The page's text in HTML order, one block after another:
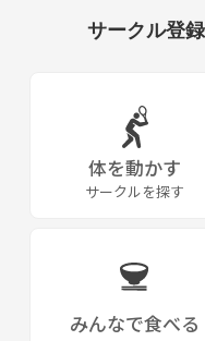
サークル登
体を動かす
サークルを探す
みんなで食べる